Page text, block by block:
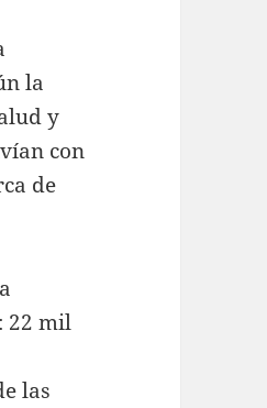
la
y
con
de
22 mil
las